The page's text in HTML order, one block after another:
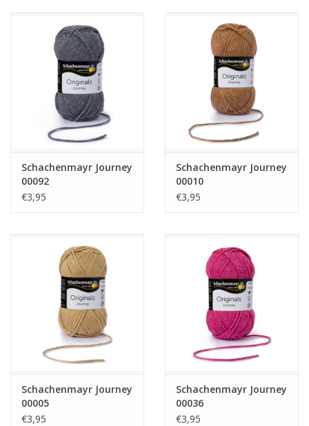
Cadeaubonnen
Schachenmayr Journey
00092
€3,95
Schachenmayr Journey
00010
€3,95
Schachenmayr Journey
00005
€3,95
Schachenmayr Journey
00036
€3,95